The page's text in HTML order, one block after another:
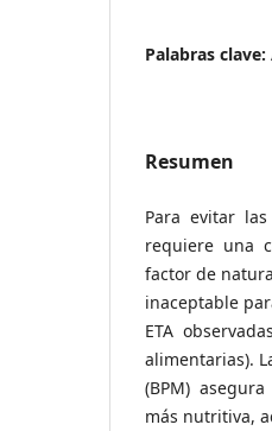
Palabras clave:
Resumen
Para evitar
requiere una
factor de
inaceptable
ETA
alimentarias).
(BPM)
más nutritiva,